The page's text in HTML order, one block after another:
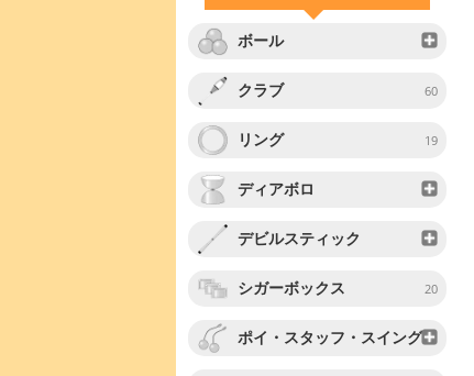
ボール
クラブ 60
リング 19
ディアボロ
デビルスティック
シガーボックス 20
ポイ・スタッフ・スイング